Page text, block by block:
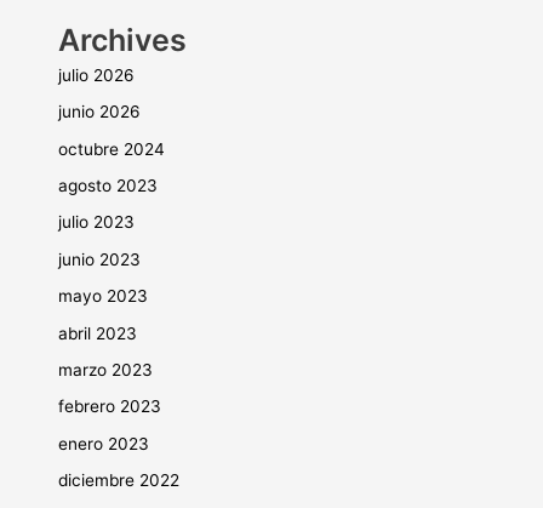
Archives
julio 2026
junio 2026
octubre 2024
agosto 2023
julio 2023
junio 2023
mayo 2023
abril 2023
marzo 2023
febrero 2023
enero 2023
diciembre 2022